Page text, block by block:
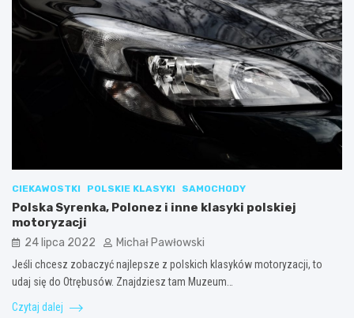
CIEKAWOSTKI POLSKIE KLASYKI SAMOCHODY
Polska Syrenka, Polonez i inne klasyki polskiej
motoryzacji
24 lipca 2022 Michał Pawłowski
Jeśli chcesz zobaczyć najlepsze z polskich klasyków motoryzacji, to
udaj się do Otrębusów. Znajdziesz tam Muzeum…
Czytaj dalej